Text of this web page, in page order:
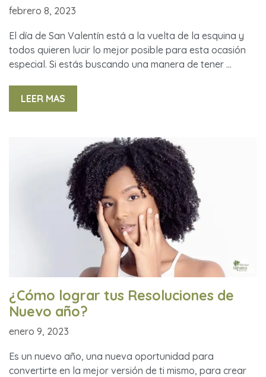
febrero 8, 2023
El día de San Valentín está a la vuelta de la esquina y
todos quieren lucir lo mejor posible para esta ocasión
especial. Si estás buscando una manera de tener …
LEER MAS
¿Cómo lograr tus Resoluciones de
Nuevo año?
enero 9, 2023
Es un nuevo año, una nueva oportunidad para
convertirte en la mejor versión de ti mismo, para crear